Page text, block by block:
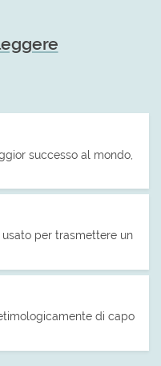
successo al mondo,
per trasmettere un
di capo